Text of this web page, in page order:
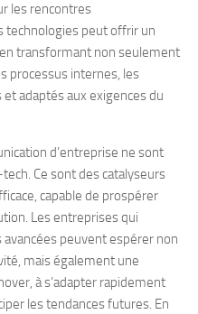
les rencontres
technologies peut offrir un
transformant non seulement
processus internes, les
adaptés aux exigences du
d’entreprise ne sont
Ce sont des catalyseurs
capable de prospérer
Les entreprises qui
peuvent espérer non
mais également une
à s’adapter rapidement
les tendances futures. En